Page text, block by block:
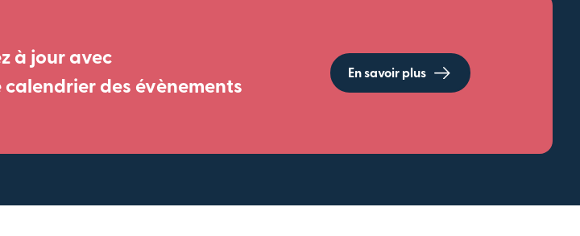
à jour avec
calendrier des évènements
En savoir plus